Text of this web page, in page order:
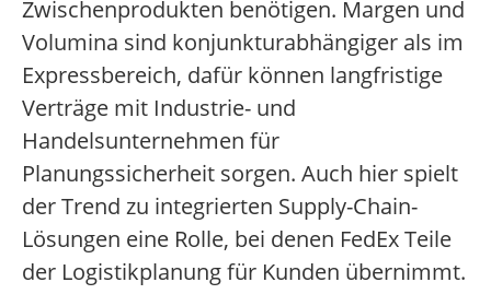
Zwischenprodukten benötigen. Margen und
Volumina sind konjunkturabhängiger als im
Expressbereich, dafür können langfristige
Verträge mit Industrie- und
Handelsunternehmen für
Planungssicherheit sorgen. Auch hier spielt
der Trend zu integrierten Supply-Chain-
Lösungen eine Rolle, bei denen FedEx Teile
der Logistikplanung für Kunden übernimmt.